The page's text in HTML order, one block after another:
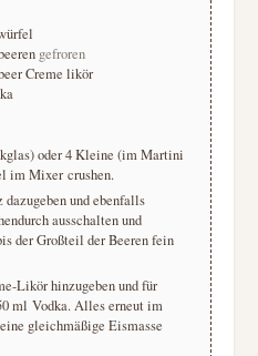
gefroren
Creme likör
oder 4 Kleine (im Martini
im Mixer crushen.
dazugeben und ebenfalls
ausschalten und
der Großteil der Beeren fein
Likör hinzugeben und für
ml Vodka. Alles erneut im
gleichmäßige Eismasse